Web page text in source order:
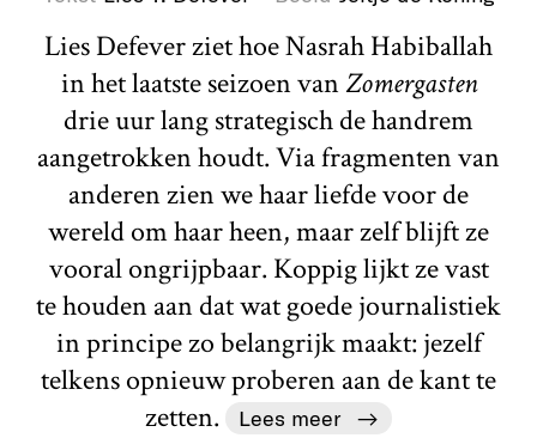
Lies Defever ziet hoe Nasrah Habiballah
in het laatste seizoen vanZomergasten
drie uur lang strategisch de handrem
aangetrokken houdt. Via fragmenten van
anderen zien we haar liefde voor de
wereld om haar heen, maar zelf blijft ze
vooral ongrijpbaar. Koppig lijkt ze vast
te houden aan dat wat goede journalistiek
in principe zo belangrijk maakt: jezelf
telkens opnieuw proberen aan de kant te
zetten.
Lees meer